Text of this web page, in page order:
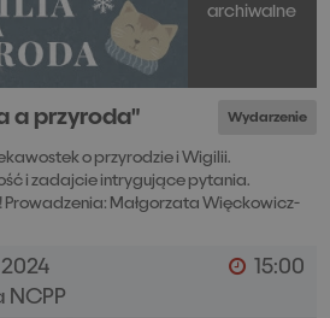
a przyroda" Wydarzenie
o przyrodzie i Wigilii.
i zadajcie intrygujące pytania.
Małgorzata Więckowicz-
archiwalne
15:00
NCPP